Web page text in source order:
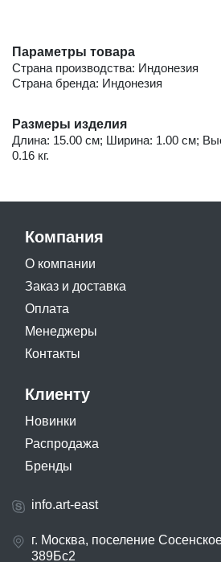
Параметры товара
Страна производства: Индонезия
Страна бренда: Индонезия
Размеры изделия
Длина: 15.00 см; Ширина: 1.00 см;
0.16 кг.
Компания
О компании
Заказ и доставка
Оплата
Менеджеры
Контакты
Клиенту
Новинки
Распродажа
Бренды
info.art-east
г. Москва, поселение
389Бс2